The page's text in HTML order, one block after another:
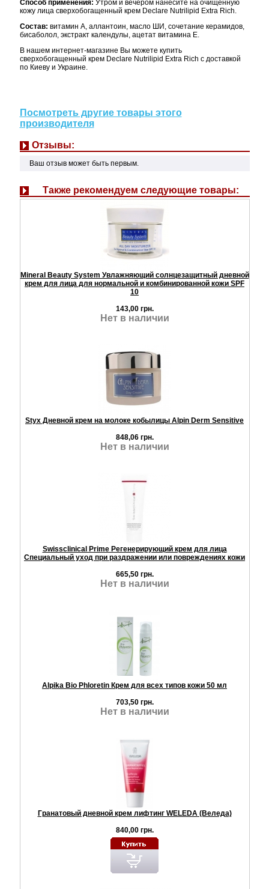
Способ применения: Утром и вечером нанесите на очищенную
кожу лица сверхобогащенный крем Declare Nutrilipid Extra Rich.
Состав: витамин А, аллантоин, масло ШИ, сочетание керамидов,
бисаболол, экстракт календулы, ацетат витамина Е.
В нашем интернет-магазине Вы можете купить
сверхобогащенный крем Declare Nutrilipid Extra Rich с доставкой
по Киеву и Украине.
Посмотреть другие товары этого
производителя
Отзывы:
Ваш отзыв может быть первым.
Также рекомендуем следующие товары:
Mineral Beauty System Увлажняющий солнцезащитный дневной
крем для лица для нормальной и комбинированной кожи SPF
10
143,00 грн.
Нет в наличии
Styx Дневной крем на молоке кобылицы Alpin Derm Sensitive
848,06 грн.
Нет в наличии
Swissclinical Prime Регенерирующий крем для лица
Специальный уход при раздражении или повреждениях кожи
665,50 грн.
Нет в наличии
Alpika Bio Phloretin Крем для всех типов кожи 50 мл
703,50 грн.
Нет в наличии
Гранатовый дневной крем лифтинг WELEDA (Веледа)
840,00 грн.